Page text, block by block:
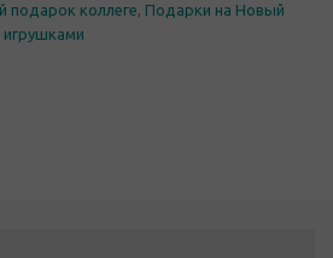
подарок коллеге, Подарки на Новый